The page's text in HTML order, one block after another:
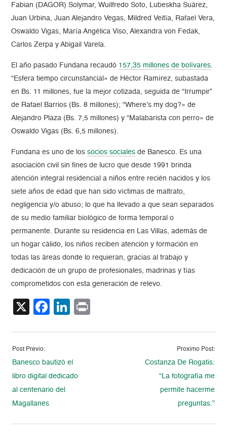
Fabian (DAGOR) Solymar, Wuilfredo Soto, Lubeskha Suárez,
Juan Urbina, Juan Alejandro Vegas, Mildred Veitía, Rafael Vera,
Oswaldo Vigas, María Angélica Viso, Alexandra von Fedak,
Carlos Zerpa y Abigail Varela.
El año pasado Fundana recaudó 157,35 millones de bolívares.
“Esfera tiempo circunstancial» de Héctor Ramírez, subastada
en Bs. 11 millones, fue la mejor cotizada, seguida de “Irrumpir”
de Rafael Barrios (Bs. 8 millones); “Where’s my dog?» de
Alejandro Plaza (Bs. 7,5 millones) y “Malabarista con perro» de
Oswaldo Vigas (Bs. 6,5 millones).
Fundana es uno de lossocios sociales de Banesco. Es una
asociación civil sin fines de lucro que desde 1991 brinda
atención integral residencial a niños entre recién nacidos y los
siete años de edad que han sido víctimas de maltrato,
negligencia y/o abuso; lo que ha llevado a que sean separados
de su medio familiar biológico de forma temporal o
permanente. Durante su residencia en Las Villas, además de
un hogar cálido, los niños reciben atención y formación en
todas las áreas donde lo requieran, gracias al trabajo y
dedicación de un grupo de profesionales, madrinas y tías
comprometidos con esta generación de relevo.
X Facebook
LinkedIn
Post Previo:
Banesco bautizó el
libro digital dedicado
al centenario del
Magallanes
Proximo Post:
Costanza De Rogatis:
“La fotografía me
permite hacerme
preguntas.”